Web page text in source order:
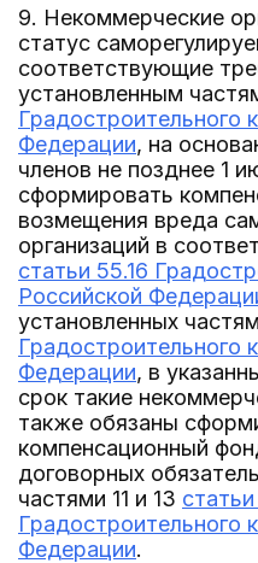
9. Некоммерческие
статус
соответствующие
установленным
Градостроительного
Федерации, на
членов не позднее 1
сформировать
возмещения вреда
организаций в
статьи 55.16
Российской
установленных
Градостроительного
Федерации, в
срок такие
также обязаны
компенсационный
договорных
частями 11 и 13
Градостроительного
Федерации.